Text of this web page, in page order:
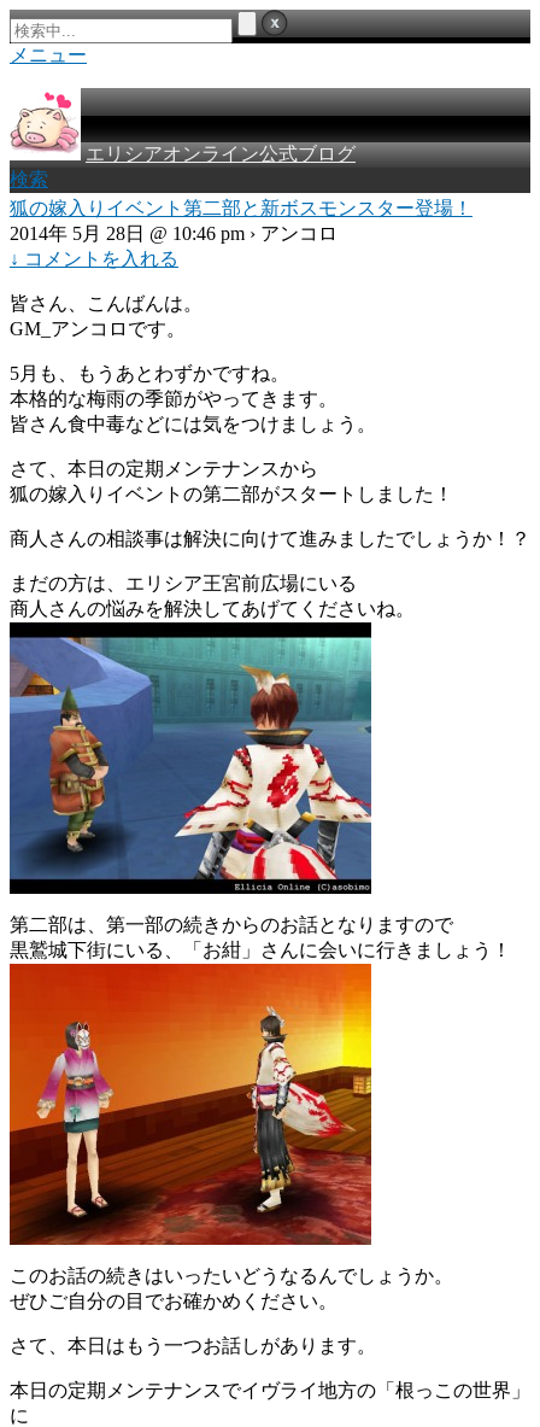
メニュー
エリシアオンライン公式ブログ
検索
狐の嫁入りイベント第二部と新ボスモンスター登場！
2014年 5月 28日 @ 10:46 pm › アンコロ
↓ コメントを入れる
皆さん、こんばんは。
GM_アンコロです。
5月も、もうあとわずかですね。
本格的な梅雨の季節がやってきます。
皆さん食中毒などには気をつけましょう。
さて、本日の定期メンテナンスから
狐の嫁入りイベントの第二部がスタートしました！
商人さんの相談事は解決に向けて進みましたでしょうか！？
まだの方は、エリシア王宮前広場にいる
商人さんの悩みを解決してあげてくださいね。
第二部は、第一部の続きからのお話となりますので
黒鷲城下街にいる、「お紺」さんに会いに行きましょう！
このお話の続きはいったいどうなるんでしょうか。
ぜひご自分の目でお確かめください。
さて、本日はもう一つお話しがあります。
本日の定期メンテナンスでイヴライ地方の「根っこの世界」
に